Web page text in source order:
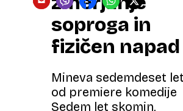
soproga in
fizičen napad
Mineva sedemdeset let
od premiere komedije
Sedem let skomin,